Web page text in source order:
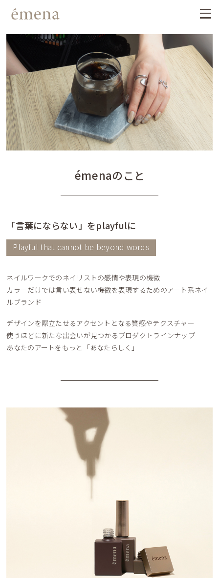
émenaのこと
「言葉にならない」をplayfulに
Playful that cannot be beyond words
ネイルワークでのネイリストの感情や表現の機微
カラーだけでは言い表せない機微を表現するためのアート系ネイ
ルブランド
デザインを際立たせるアクセントとなる質感やテクスチャー
使うほどに新たな出会いが見つかるプロダクトラインナップ
あなたのアートをもっと「あなたらしく」